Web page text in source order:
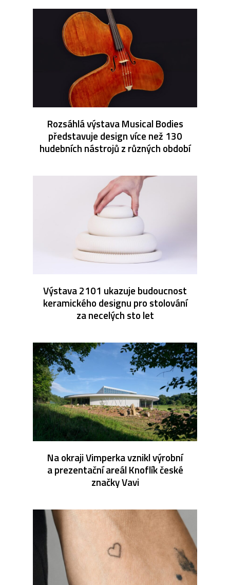
Rozsáhlá výstava Musical Bodies
představuje design více než 130
hudebních nástrojů z různých období
Výstava 2101 ukazuje budoucnost
keramického designu pro stolování
za necelých sto let
Na okraji Vimperka vznikl výrobní
a prezentační areál Knoflík české
značky Vavi